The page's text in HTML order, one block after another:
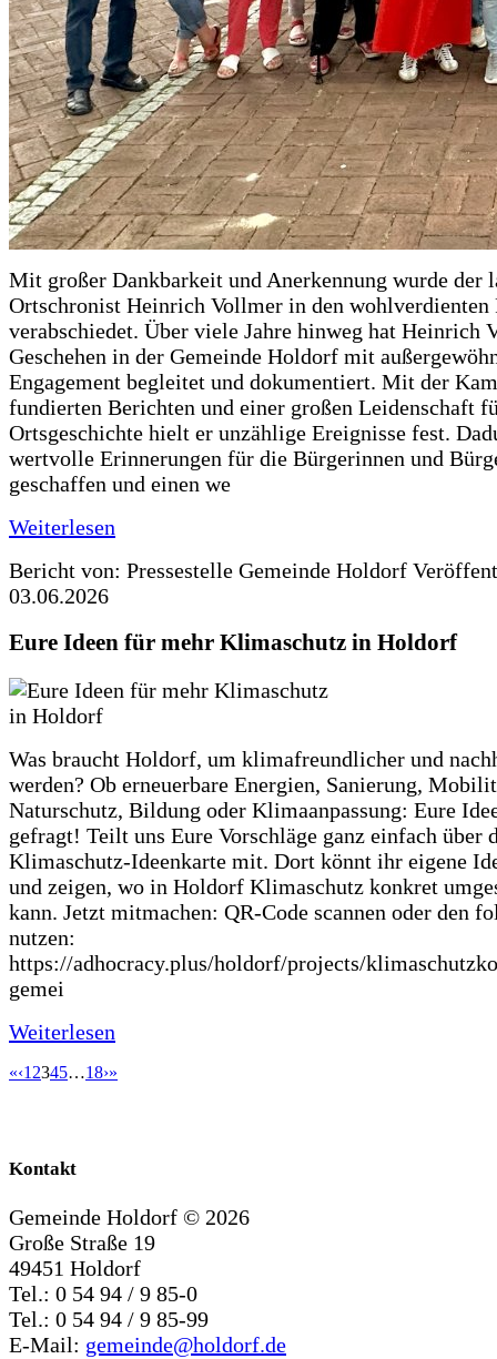
Mit großer Dankbarkeit und Anerkennung wurde der
Ortschronist Heinrich Vollmer in den wohlverdienten
verabschiedet. Über viele Jahre hinweg hat Heinrich
Geschehen in der Gemeinde Holdorf mit
Engagement begleitet und dokumentiert. Mit der
fundierten Berichten und einer großen Leidenschaft
Ortsgeschichte hielt er unzählige Ereignisse fest.
wertvolle Erinnerungen für die Bürgerinnen und
geschaffen und einen we
Weiterlesen
Bericht von: Pressestelle Gemeinde Holdorf
03.06.2026
Eure Ideen für mehr Klimaschutz in Holdorf
Was braucht Holdorf, um klimafreundlicher und
werden? Ob erneuerbare Energien, Sanierung,
Naturschutz, Bildung oder Klimaanpassung: Eure
gefragt! Teilt uns Eure Vorschläge ganz einfach über
Klimaschutz-Ideenkarte mit. Dort könnt ihr eigene
und zeigen, wo in Holdorf Klimaschutz konkret
kann. Jetzt mitmachen: QR-Code scannen oder den
nutzen:
https://adhocracy.plus/holdorf/projects/
gemei
Weiterlesen
«‹1 2345…18›»
Kontakt
Gemeinde Holdorf © 2026
Große Straße 19
49451 Holdorf
Tel.: 0 54 94 / 9 85-0
Tel.: 0 54 94 / 9 85-99
E-Mail: gemeinde@holdorf.de